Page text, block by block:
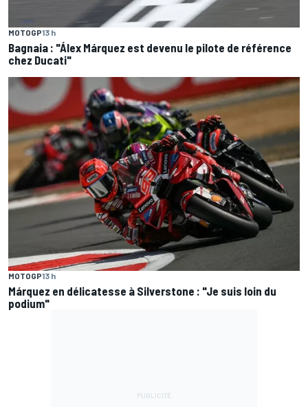
MOTOGP13 h
Bagnaia : "Álex Márquez est devenu le pilote de référence
chez Ducati"
MOTOGP13 h
Márquez en délicatesse à Silverstone : "Je suis loin du
podium"